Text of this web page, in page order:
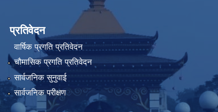
प्रतिवेदन
वार्षिक प्रगति प्रतिवेदन
चौमासिक प्रगति प्रतिवेदन
सार्वजनिक सुनुवाई
सार्वजनिक परीक्षण